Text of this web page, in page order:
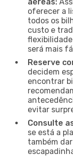
oferecer a
todos os
custo e
será mais
Reserve
decidem
encontrar
evitar
Consulte
se está a
também